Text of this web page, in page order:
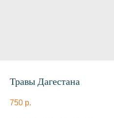
Травы Дагестана
750 р.